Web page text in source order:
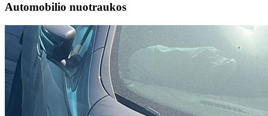
Automobilio nuotraukos